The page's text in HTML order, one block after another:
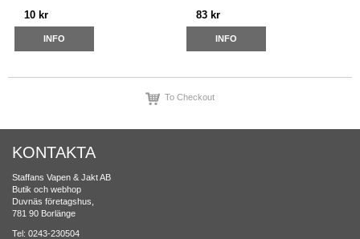
10 kr
INFO
83 kr
INFO
To Checkout
KONTAKTA
Staffans Vapen & Jakt AB
Butik och webhop
Duvnäs företagshus,
781 90 Borlänge
Tel: 0243-230504